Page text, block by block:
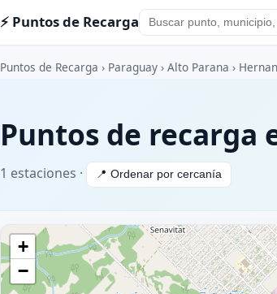
⚡ Puntos de Recarga
Puntos de Recarga › Paraguay › Alto Parana ›
Puntos de recarga
1 estaciones · 📍 Ordenar por cercanía
+
−